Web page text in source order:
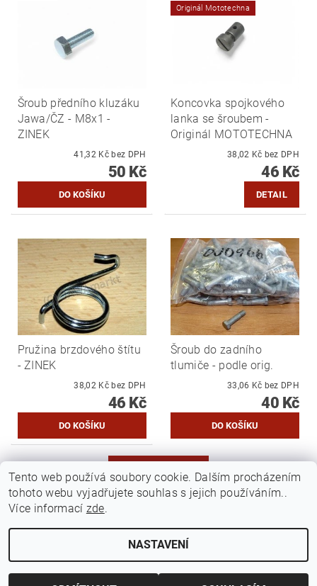
Šroub předního kluzáku
Jawa/ČZ - M8x1 -
ZINEK
41,32 Kč bez DPH
50 Kč
Originál Mototechna
Koncovka spojkového
lanka se šroubem -
Originál MOTOTECHNA
38,02 Kč bez DPH
46 Kč
DETAIL
Pružina brzdového štítu
- ZINEK
38,02 Kč bez DPH
46 Kč
Šroub do zadního
tlumiče - podle orig.
33,06 Kč bez DPH
40 Kč
2026 ©Jawamarkt, všechna práva vyhrazenaUpravit nastavení cookies
Tento web používá soubory cookie. Dalším procházením
tohoto webu vyjadřujete souhlas s jejich používáním..
Více informací zde.
NASTAVENÍ